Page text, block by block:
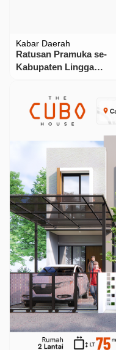
Kabar Daerah
Ratusan Pramuka se-
Kabupaten Lingga
Hari Pramuka ke-64